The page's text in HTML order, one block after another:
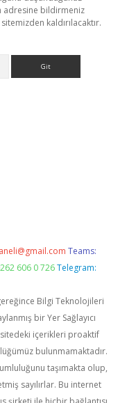
adresine bildirmeniz
kaldırılacaktır.
Teams:
606 0 726 Telegram:
Bilgi Teknolojileri
bir Yer Sağlayıcı
içerikleri proaktif
bulunmamaktadır.
taşımakta olup,
sayılırlar. Bu internet